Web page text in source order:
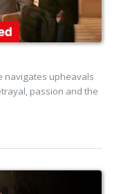
navigates upheavals
passion and the